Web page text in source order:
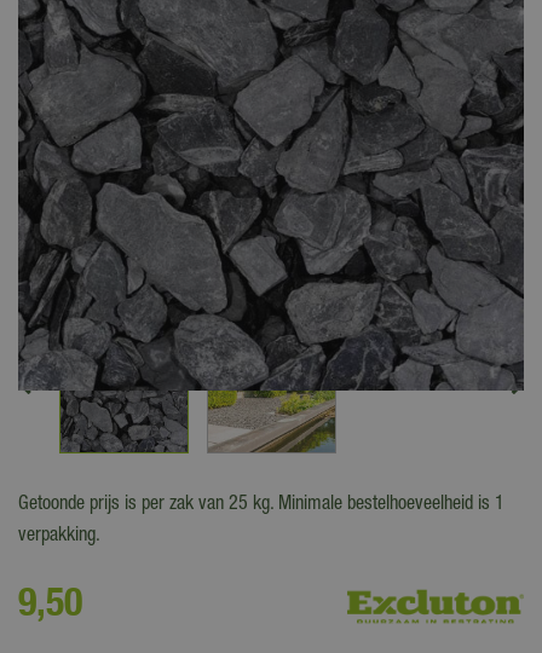
Getoonde prijs is per zak van 25 kg. Minimale bestelhoeveelheid is 1
verpakking.
9,50